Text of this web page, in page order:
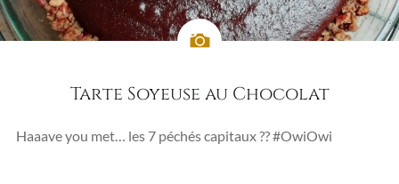
Tarte Soyeuse au Chocolat
Haaave you met… les 7 péchés capitaux ?? #OwiOwi